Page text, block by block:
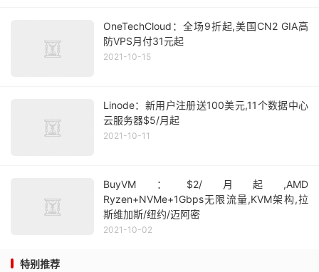
OneTechCloud：全场9折起,美国CN2 GIA高
防VPS月付31元起
2021-10-15
Linode：新用户注册送100美元,11个数据中心
云服务器$5/月起
2021-10-11
BuyVM：$2/月起,AMD
Ryzen+NVMe+1Gbps无限流量,KVM架构,拉
斯维加斯/纽约/迈阿密
2021-10-02
特别推荐